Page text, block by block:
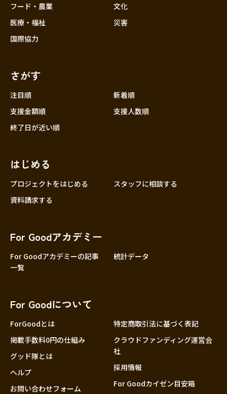
中国
大分
フード・農業
医療・福祉
国際協力
文化
災害
さがす
注目順
新着順
支援金額順
支援人数順
終了日が近い順
はじめる
プロジェクトをはじめる
スタッフに相談する
資料請求する
For Goodアカデミー
For Goodアカデミーの記事
一覧
統計データ
For Goodについて
ForGoodとは
掲載手数料0円の仕組み
グッド隊とは
ヘルプ
お問い合わせフォーム
特定商取引法に基づく表記
クラウドファンディング運営会
社
採用情報
For Goodカイゼン目安箱